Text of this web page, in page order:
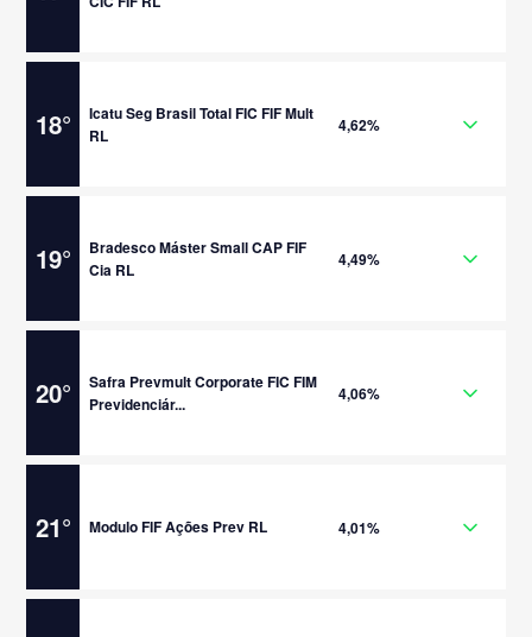
18°
Icatu Seg Brasil Total FIC FIF Mult
RL
4,62%
19°
Bradesco Máster Small CAP FIF
Cia RL
4,49%
20°
Safra Prevmult Corporate FIC FIM
Previdenciár...
4,06%
21° Modulo FIF Ações Prev RL 4,01%